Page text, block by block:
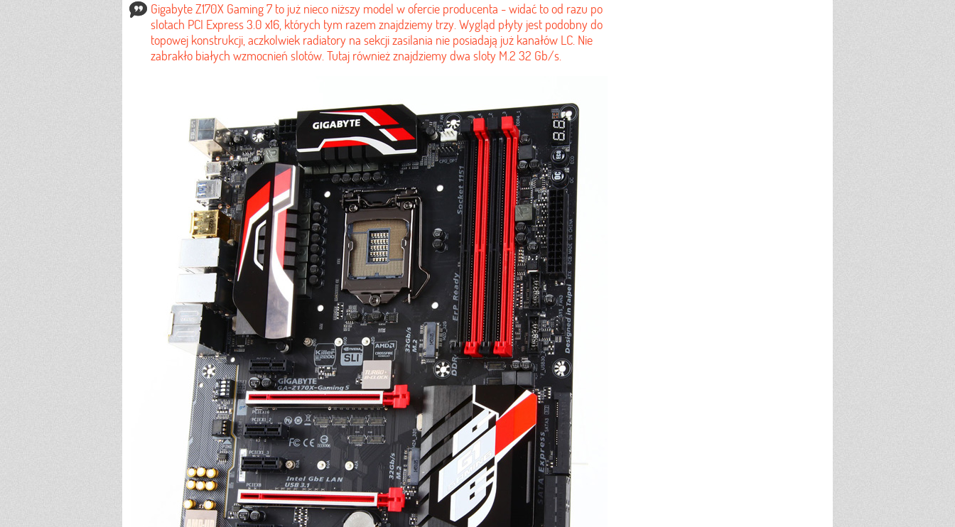
Gigabyte Z170X Gaming 7 to już nieco niższy model w ofercie producenta - widać to od razu po
slotach PCI Express 3.0 x16, których tym razem znajdziemy trzy. Wygląd płyty jest podobny do
topowej konstrukcji, aczkolwiek radiatory na sekcji zasilania nie posiadają już kanałów LC. Nie
zabrakło białych wzmocnień slotów. Tutaj również znajdziemy dwa sloty M.2 32 Gb/s.